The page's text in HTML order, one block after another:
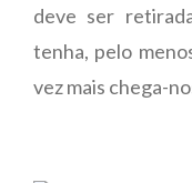
deve ser
tenha, pelo
vez mais chega-